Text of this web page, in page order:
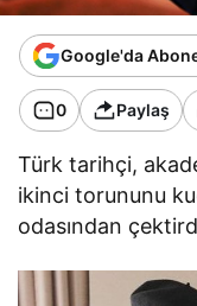
Google'da
0 Paylaş
Türk tarihçi,
ikinci torununu
odasından